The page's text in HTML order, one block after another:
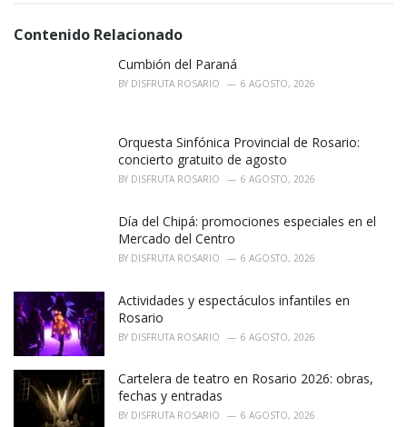
Contenido Relacionado
Cumbión del Paraná
BY DISFRUTA ROSARIO 6 AGOSTO, 2026
Orquesta Sinfónica Provincial de Rosario:
concierto gratuito de agosto
BY DISFRUTA ROSARIO 6 AGOSTO, 2026
Día del Chipá: promociones especiales en el
Mercado del Centro
BY DISFRUTA ROSARIO 6 AGOSTO, 2026
Actividades y espectáculos infantiles en
Rosario
BY DISFRUTA ROSARIO 6 AGOSTO, 2026
Cartelera de teatro en Rosario 2026: obras,
fechas y entradas
BY DISFRUTA ROSARIO 6 AGOSTO, 2026